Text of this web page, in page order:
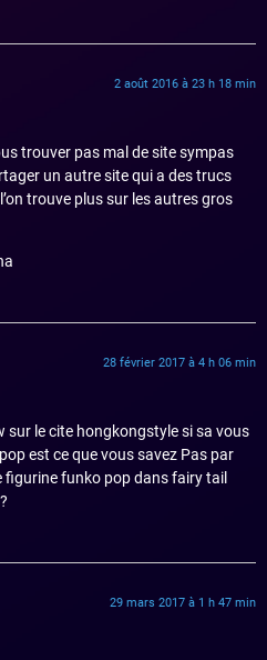
2 août 2016 à 23 h 18 min
trouver pas mal de site sympas
un autre site qui a des trucs
trouve plus sur les autres gros
28 février 2017 à 4 h 06 min
sur le cite hongkongstyle si sa vous
est ce que vous savez Pas par
figurine funko pop dans fairy tail
29 mars 2017 à 1 h 47 min